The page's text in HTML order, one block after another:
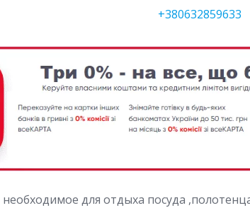
+380632859633
необходимое для отдыха посуда